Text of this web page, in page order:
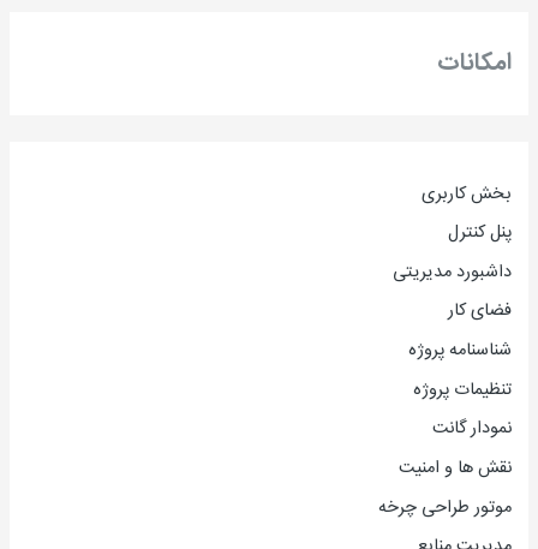
امکانات
بخش کاربری
پنل کنترل
داشبورد مدیریتی
فضای کار
شناسنامه پروژه
تنظیمات پروژه
نمودار گانت
نقش ها و امنیت
موتور طراحی چرخه